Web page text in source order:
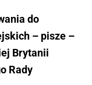
do
– pisze –
Brytanii
Rady